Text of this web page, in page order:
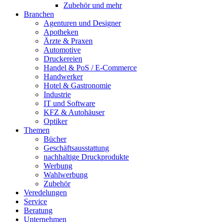
Zubehör und mehr
Branchen
Agenturen und Designer
Apotheken
Ärzte & Praxen
Automotive
Druckereien
Handel & PoS / E-Commerce
Handwerker
Hotel & Gastronomie
Industrie
IT und Software
KFZ & Autohäuser
Optiker
Themen
Bücher
Geschäftsausstattung
nachhaltige Druckprodukte
Werbung
Wahlwerbung
Zubehör
Veredelungen
Service
Beratung
Unternehmen